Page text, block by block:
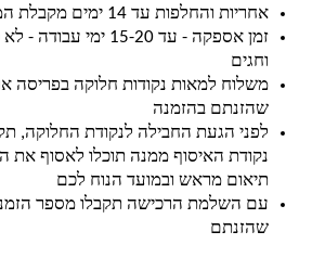
אחריות והחלפות עד 14 ימים מקבלת המוצר
זמן אספקה - עד 15-20
וחגים
משלוח למאות נקודות חלוקה בפריסה
שהזנתם בהזמנה
לפני הגעת החבילה לנקודת החלוקה,
נקודת האיסוף ממנה תוכלו לאסוף
תיאום מראש ובמועד הנוח לכם
עם השלמת הרכישה תקבלו מספר
שהזנתם